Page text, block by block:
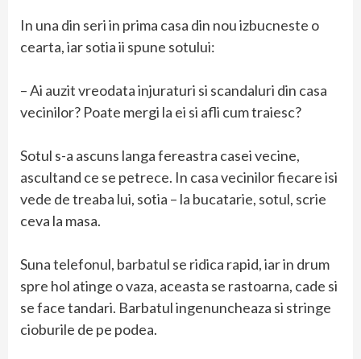
In una din seri in prima casa din nou izbucneste o
cearta, iar sotia ii spune sotului:
– Ai auzit vreodata injuraturi si scandaluri din casa
vecinilor? Poate mergi la ei si afli cum traiesc?
Sotul s-a ascuns langa fereastra casei vecine,
ascultand ce se petrece. In casa vecinilor fiecare isi
vede de treaba lui, sotia – la bucatarie, sotul, scrie
ceva la masa.
Suna telefonul, barbatul se ridica rapid, iar in drum
spre hol atinge o vaza, aceasta se rastoarna, cade si
se face tandari. Barbatul ingenuncheaza si stringe
cioburile de pe podea.